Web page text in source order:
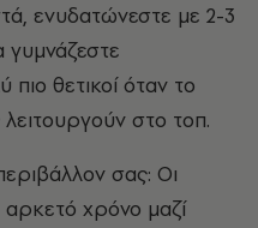
ενυδατώνεστε με 2-3
γυμνάζεστε
πιο θετικοί όταν το
στο τοπ.
σας: Οι
χρόνο μαζί